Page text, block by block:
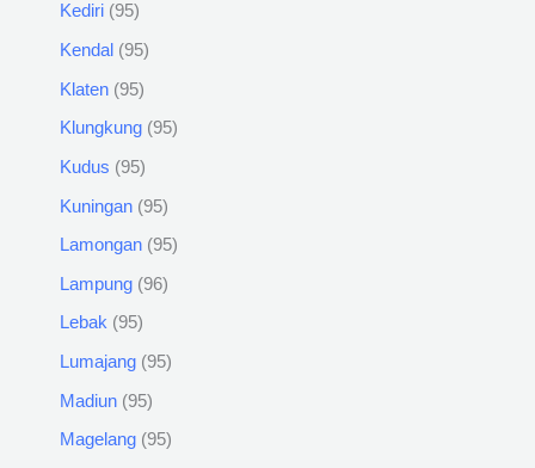
Kediri 95
Kendal 95
Klaten 95
Klungkung 95
Kudus 95
Kuningan 95
Lamongan 95
Lampung 96
Lebak 95
Lumajang 95
Madiun 95
Magelang 95